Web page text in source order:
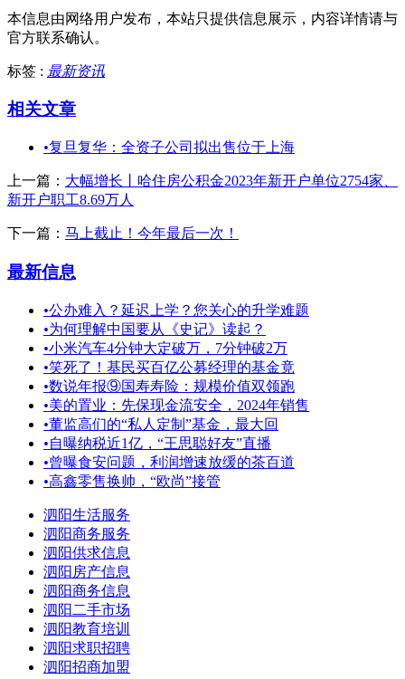
本信息由网络用户发布， 本站只提供信息展示，内容详情请与
官方联系确认。
标签 : 最新资讯
相关文章
•复旦复华：全资子公司拟出售位于上海
上一篇： 大幅增长丨哈住房公积金2023年新开户单位2754家、
新开户职工8.69万人
下一篇： 马上截止！今年最后一次！
最新信息
•公办难入？延迟上学？您关心的升学难题
•为何理解中国要从《史记》读起？
•小米汽车4分钟大定破万，7分钟破2万
•笑死了！基民买百亿公募经理的基金竟
•数说年报⑨国寿寿险：规模价值双领跑
•美的置业：先保现金流安全，2024年销售
•董监高们的“私人定制”基金，最大回
•自曝纳税近1亿，“王思聪好友”直播
•曾曝食安问题，利润增速放缓的茶百道
•高鑫零售换帅，“欧尚”接管
泗阳生活服务
泗阳商务服务
泗阳供求信息
泗阳房产信息
泗阳商务信息
泗阳二手市场
泗阳教育培训
泗阳求职招聘
泗阳招商加盟